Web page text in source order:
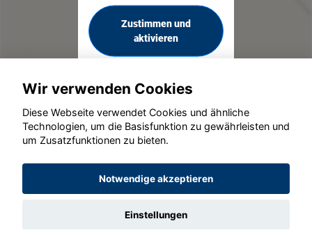
Zustimmen und
aktivieren
© konjunkturmotor.de GmbH 2020 - 2026
Wir verwenden Cookies
Diese Webseite verwendet Cookies und ähnliche
Technologien, um die Basisfunktion zu gewährleisten und
um Zusatzfunktionen zu bieten.
Notwendige akzeptieren
Einstellungen